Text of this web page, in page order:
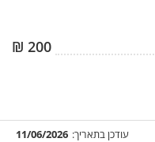
200
₪
עודכן בתאריך: 11/06/2026